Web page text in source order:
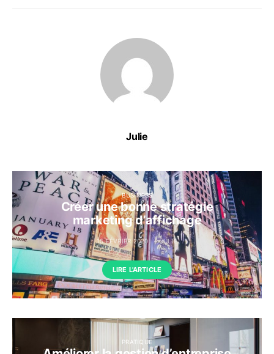
Julie
BUSINESS
Créer une bonne stratégie
marketing d’affichage
15 FÉVRIER 2020 JULIE
LIRE L'ARTICLE
PRATIQUE